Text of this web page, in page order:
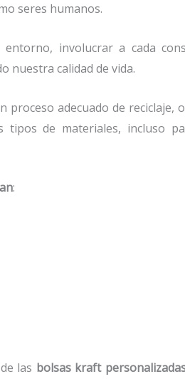
seres humanos.
involucrar a cada
nuestra calidad de vida.
adecuado de reciclaje,
tipos de materiales, incluso
:
las bolsas kraft